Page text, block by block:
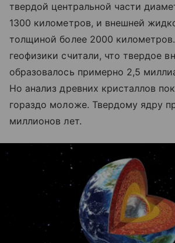
твердой центральной части
1300 километров, и внешней
толщиной более 2000
геофизики считали, что твердое
образовалось примерно 2,5
Но анализ древних кристаллов
гораздо моложе. Твердому ядру
миллионов лет.